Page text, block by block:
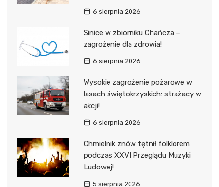
6 sierpnia 2026
Sinice w zbiorniku Chańcza –
zagrożenie dla zdrowia!
6 sierpnia 2026
Wysokie zagrożenie pożarowe w
lasach świętokrzyskich: strażacy w
akcji!
6 sierpnia 2026
Chmielnik znów tętnił folklorem
podczas XXVI Przeglądu Muzyki
Ludowej!
5 sierpnia 2026